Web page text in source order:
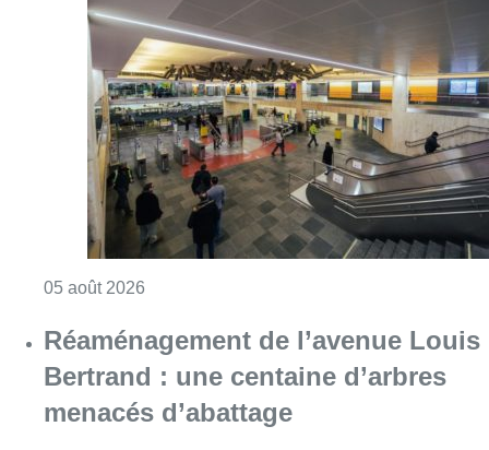
05 août 2026
Réaménagement de l’avenue Louis
Bertrand : une centaine d’arbres
menacés d’abattage